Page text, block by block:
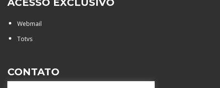
ACESSO EXCLUSIVO
Webmail
Totvs
CONTATO